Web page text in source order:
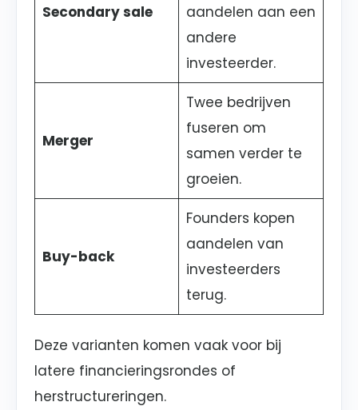
Secondary sale
aandelen aan een
andere
investeerder.
Merger
Twee bedrijven
fuseren om
samen verder te
groeien.
Buy-back
Founders kopen
aandelen van
investeerders
terug.
Deze varianten komen vaak voor bij
latere financieringsrondes of
herstructureringen.